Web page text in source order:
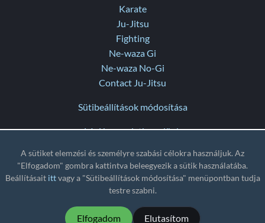
A sütiket elemzési és személyre szabási célokra használjuk. Az
"Elfogadom" gombra kattintva beleegyezik a sütik használatába.
Beállításait ittvagy a "Sütibeállítások módosítása" menüpontban tudja
testre szabni.
Elfogadom Elutasítom
Karate
Ju-Jitsu
Fighting
Ne-waza Gi
Ne-waza No-Gi
Contact Ju-Jitsu
Sütibeállítások módosítása
Lépj kapcsolatba velünk
Kiadási megjegyzések
TZ : UTC